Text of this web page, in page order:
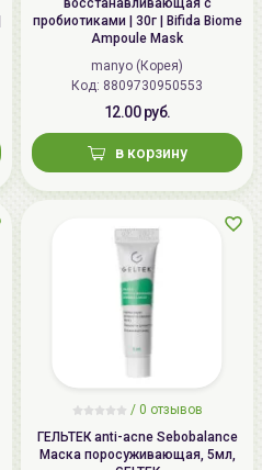
восстанавливающая с
пробиотиками | 30г | Bifida Biome
Ampoule Mask
manyo (Корея)
Код: 8809730950553
12.00 руб.
в корзину
/ 0 отзывов
ГЕЛЬТЕК anti-acne Sebobalance
Маска поросуживающая, 5мл,